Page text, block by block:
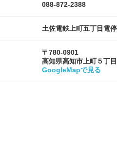
088-872-2388
土佐電鉄上町五丁目電
〒780-0901
高知県高知市上町５丁
GoogleMapで見る